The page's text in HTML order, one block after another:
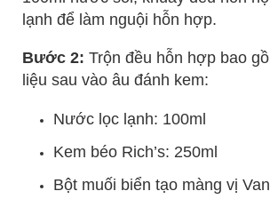
lạnh để làm nguội hỗn hợp.
Bước 2: Trộn đều hỗn hợp bao
liệu sau vào âu đánh kem:
Nước lọc lạnh: 100ml
Kem béo Rich’s: 250ml
Bột muối biển tạo màng vị